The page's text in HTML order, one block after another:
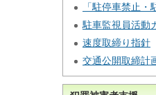
「駐停車禁止
駐車監視員活動
速度取締り指針
交通公開取締計